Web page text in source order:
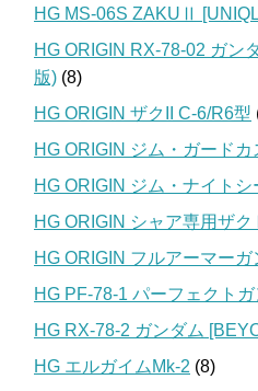
HG MS-06S ZAKUⅡ
HG ORIGIN RX-78-02 ガン
版) (8)
HG ORIGIN ザクII C-6/R6型
HG ORIGIN ジム・ガードカ
HG ORIGIN ジム・ナイト
HG ORIGIN シャア専用ザク
HG ORIGIN フルアーマーガ
HG PF-78-1 パーフェクトガ
HG RX-78-2 ガンダム
HG エルガイムMk-2 (8)